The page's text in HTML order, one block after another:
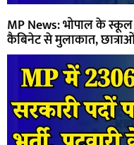
MP News: भोपाल के
कैबिनेट से मुलाकात,